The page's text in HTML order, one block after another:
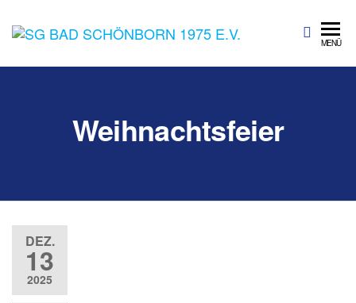
SG Bad
Sportgemeinschaft
MENÜ
Weihnachtsfeier
DEZ.
13
2025